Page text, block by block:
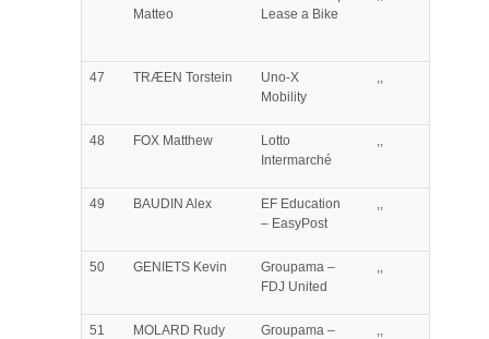
Matteo
Lease a Bike
47 TRÆEN Torstein
Uno-X
Mobility
,,
48 FOX Matthew
Lotto
Intermarché
,,
49 BAUDIN Alex
EF Education
– EasyPost
,,
50 GENIETS Kevin
Groupama –
FDJ United
,,
51 MOLARD Rudy
Groupama –
,,